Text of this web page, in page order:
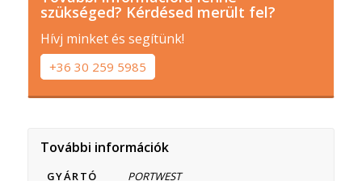
szükséged? Kérdésed merült fel?
Hívj minket és segítünk!
+36 30 259 5985
További információk
GYÁRTÓ
PORTWEST